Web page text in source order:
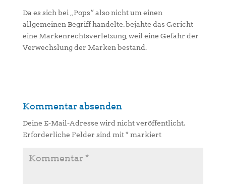
Da es sich bei „Pops“ also nicht um einen
allgemeinen Begriff handelte, bejahte das Gericht
eine Markenrechtsverletzung, weil eine Gefahr der
Verwechslung der Marken bestand.
Kommentar absenden
Deine E-Mail-Adresse wird nicht veröffentlicht.
Erforderliche Felder sind mit* markiert